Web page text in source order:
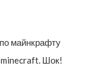
майнкрафту
minecraft. Шок!